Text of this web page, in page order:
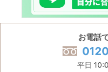
お電話
平日